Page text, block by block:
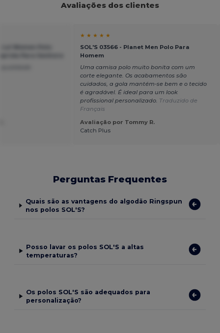
Avaliações dos clientes
★ ★ ★ ★ ★
SOL'S 03566 - Planet Men Polo Para
Homem
Uma camisa polo muito bonita com um
corte elegante. Os acabamentos são
cuidados, a gola mantém-se bem e o tecido
é agradável. É ideal para um look
profissional personalizado. Traduzido de
Français
Avaliação por Tommy R.
Catch Plus
Perguntas Frequentes
Quais são as vantagens do algodão Ringspun
nos polos SOL'S?
Posso lavar os polos SOL'S a altas
temperaturas?
Os polos SOL'S são adequados para
personalização?